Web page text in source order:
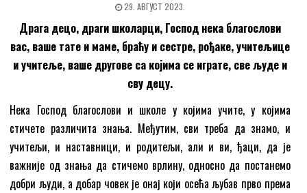
29. АВГУСТ 2023.
Драга децо, драги школарци, Господ нека благослови
вас, ваше тате и маме, браћу и сестре, рођаке, учитељице
и учитеље, ваше другове са којима се играте, све људе и
сву децу.
Нека Господ благослови и школе у којима учите, у којима
стичете различита знања. Међутим, сви треба да знамо, и
учитељи, и наставници, и родитељи, али и ви, ђаци, да је
важније од знања да стичемо врлину, односно да постанемо
добри људи, а добар човек је онај који осећа љубав прво према